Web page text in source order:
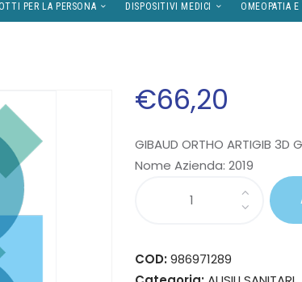
€66,20
GIBAUD ORTHO ARTIGIB 3D
Nome Azienda:2019
COD:986971289